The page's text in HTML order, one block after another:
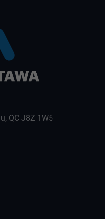
QC J8Z 1W5